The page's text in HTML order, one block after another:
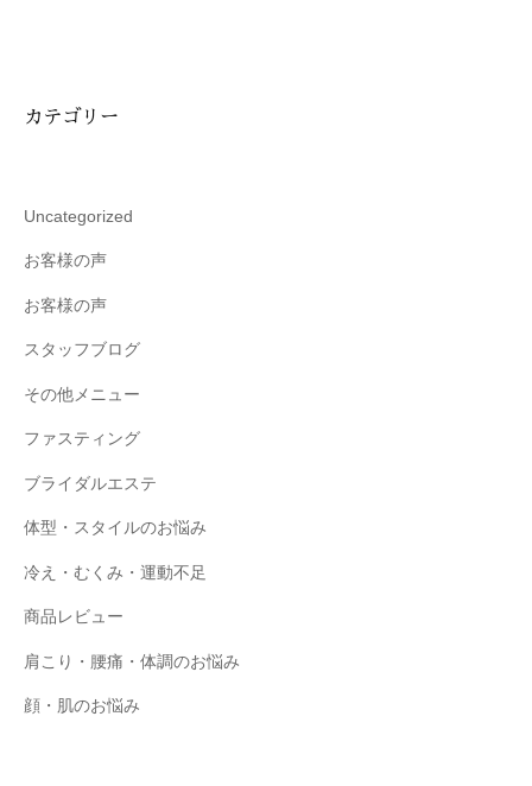
カテゴリー
Uncategorized
お客様の声
お客様の声
スタッフブログ
その他メニュー
ファスティング
ブライダルエステ
体型・スタイルのお悩み
冷え・むくみ・運動不足
商品レビュー
肩こり・腰痛・体調のお悩み
顔・肌のお悩み